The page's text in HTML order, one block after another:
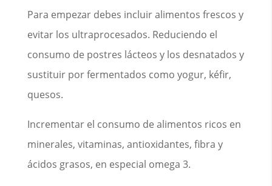
Para empezar debes incluir alimentos frescos y
evitar los ultraprocesados. Reduciendo el
consumo de postres lácteos y los desnatados y
sustituir por fermentados como yogur, kéfir,
quesos.
Incrementar el consumo de alimentos ricos en
minerales, vitaminas, antioxidantes, fibra y
ácidos grasos, en especial omega 3.